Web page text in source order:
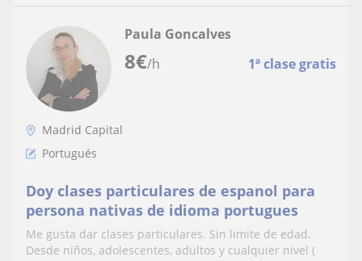
8€/h 1ª clase gratis
Paula Goncalves
Madrid Capital
Portugués
Doy clases particulares de espanol para
persona nativas de idioma portugues
Me gusta dar clases particulares. Sin limite de edad.
Desde niños, adolescentes, adultos y cualquier nivel (